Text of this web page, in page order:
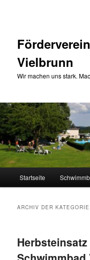
Vielbrunn
Wir machen uns stark.
Startseite
ARCHIV DER